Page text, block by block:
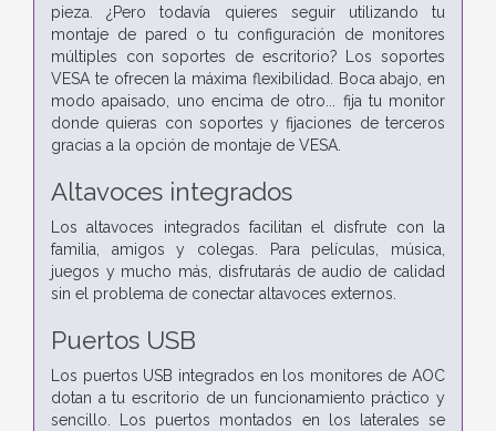
pieza. ¿Pero todavía quieres seguir utilizando tu
montaje de pared o tu configuración de monitores
múltiples con soportes de escritorio? Los soportes
VESA te ofrecen la máxima flexibilidad. Boca abajo, en
modo apaisado, uno encima de otro... fija tu monitor
donde quieras con soportes y fijaciones de terceros
gracias a la opción de montaje de VESA.
Altavoces integrados
Los altavoces integrados facilitan el disfrute con la
familia, amigos y colegas. Para películas, música,
juegos y mucho más, disfrutarás de audio de calidad
sin el problema de conectar altavoces externos.
Puertos USB
Los puertos USB integrados en los monitores de AOC
dotan a tu escritorio de un funcionamiento práctico y
sencillo. Los puertos montados en los laterales se